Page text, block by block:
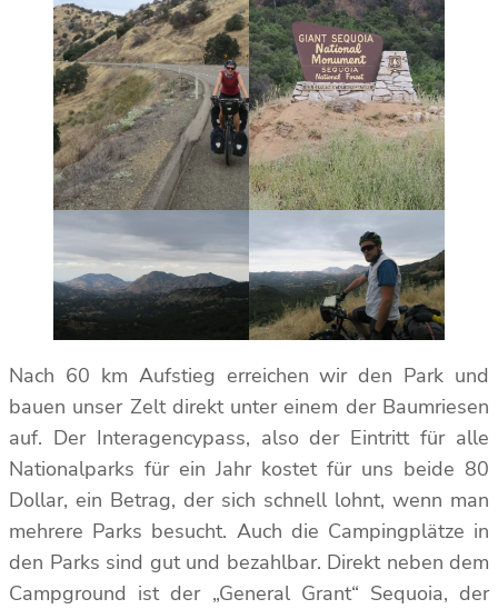
Nach 60 km Aufstieg erreichen wir den Park und
bauen unser Zelt direkt unter einem der Baumriesen
auf. Der Interagencypass, also der Eintritt für alle
Nationalparks für ein Jahr kostet für uns beide 80
Dollar, ein Betrag, der sich schnell lohnt, wenn man
mehrere Parks besucht. Auch die Campingplätze in
den Parks sind gut und bezahlbar. Direkt neben dem
Campground ist der „General Grant“ Sequoia, der